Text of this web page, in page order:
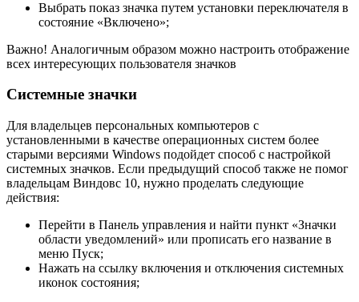
Выбрать показ значка путем установки переключателя в
состояние «Включено»;
Важно! Аналогичным образом можно настроить отображение
всех интересующих пользователя значков
Системные значки
Для владельцев персональных компьютеров с
установленными в качестве операционных систем более
старыми версиями Windows подойдет способ с настройкой
системных значков. Если предыдущий способ также не помог
владельцам Виндовс 10, нужно проделать следующие
действия:
Перейти в Панель управления и найти пункт «Значки
области уведомлений» или прописать его название в
меню Пуск;
Нажать на ссылку включения и отключения системных
иконок состояния;